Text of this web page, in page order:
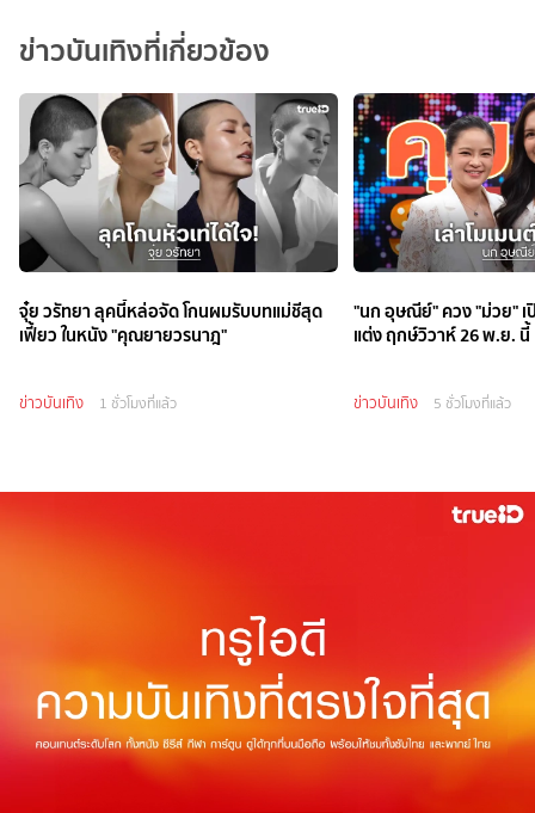
ข่าวบันเทิงที่เกี่ยวข้อง
จุ๋ย วรัทยา ลุคนี้หล่อจัด โกนผมรับบทแม่ชีสุด
เฟี้ยว ในหนัง "คุณยายวรนาฎ"
ข่าวบันเทิง 1 ชั่วโมงที่แล้ว
"นก อุษณีย์" ควง "ม่วย" เ
แต่ง ฤกษ์วิวาห์ 26 พ.ย. นี้
ข่าวบันเทิง 5 ชั่วโมงที่แล้ว